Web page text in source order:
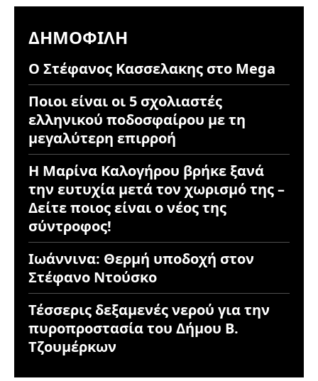
ΔΗΜΟΦΙΛΉ
Ο Στέφανος Κασσελακης στο Mega
Ποιοι είναι οι 5 σχολιαστές
ελληνικού ποδοσφαίρου με τη
μεγαλύτερη επιρροή
Η Μαρίνα Καλογήρου βρήκε ξανά
την ευτυχία μετά τον χωρισμό της –
Δείτε ποιος είναι ο νέος της
σύντροφος!
Ιωάννινα: Θερμή υποδοχή στον
Στέφανο Ντούσκο
Τέσσερις δεξαμενές νερού για την
πυροπροστασία του Δήμου Β.
Τζουμέρκων